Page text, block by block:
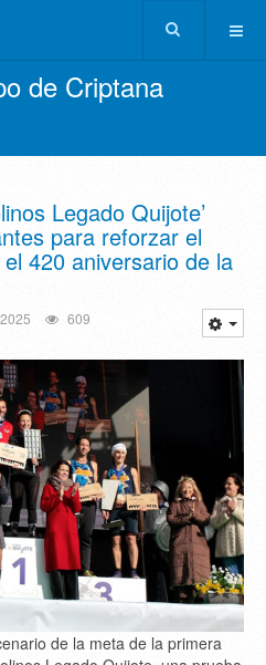
de Criptana
Legado Quijote’
para reforzar el
420 aniversario de la
609
de la meta de la primera